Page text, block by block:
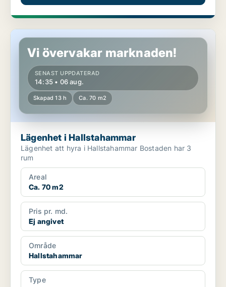
Lägenhet i Hallstahammar
Vi övervakar marknaden!
SENAST UPPDATERAD
14:35 • 06 aug.
Skapad 13 h Ca. 70 m2
Lägenhet i Hallstahammar
Lägenhet att hyra i Hallstahammar Bostaden har 3
rum
Areal
Ca. 70 m2
Pris pr. md.
Ej angivet
Område
Hallstahammar
Type